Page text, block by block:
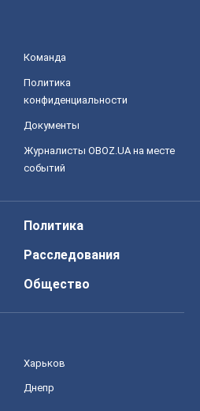
Команда
Политика
конфиденциальности
Документы
Журналисты OBOZ.UA на месте
событий
Политика
Расследования
Общество
Харьков
Днепр